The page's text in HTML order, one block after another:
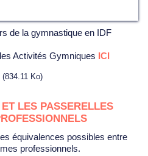
de la gymnastique en IDF
Activités Gymniques ICI
(834.11 Ko)
LES PASSERELLES
professionnels.